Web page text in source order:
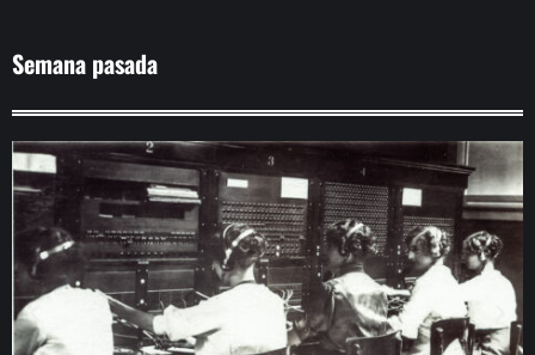
Semana pasada